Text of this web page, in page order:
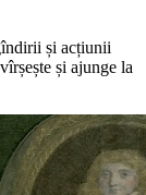
și acțiunii
și ajunge la